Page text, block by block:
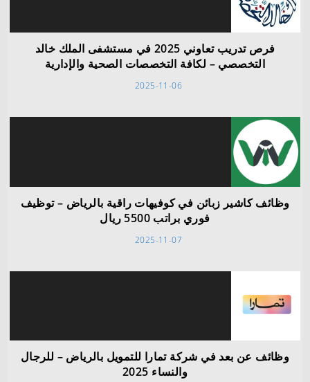
فرص تدريب تعاوني 2025 في مستشفى الملك خالد
التخصصي – لكافة التخصصات الصحية والإدارية
2025-11-06
وظائف كاشير زبائن في كوفيهات راقية بالرياض – توظيف
فوري براتب 5500 ريال
2025-11-07
وظائف عن بعد في شركة تمارا للتمويل بالرياض – للرجال
والنساء 2025